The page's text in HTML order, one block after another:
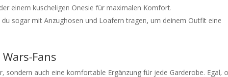
einem kuscheligen Onesie für maximalen Komfort.
sogar mit Anzughosen und Loafern tragen, um deinem Outfit eine
Fans
sondern auch eine komfortable Ergänzung für jede Garderobe. Egal,